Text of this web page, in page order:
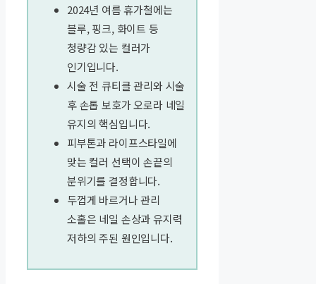
2024년 여름 휴가철에는
블루, 핑크, 화이트 등
청량감 있는 컬러가
인기입니다.
시술 전 큐티클 관리와 시술
후 손톱 보호가 오로라 네일
유지의 핵심입니다.
피부톤과 라이프스타일에
맞는 컬러 선택이 손끝의
분위기를 결정합니다.
두껍게 바르거나 관리
소홀은 네일 손상과 유지력
저하의 주된 원인입니다.